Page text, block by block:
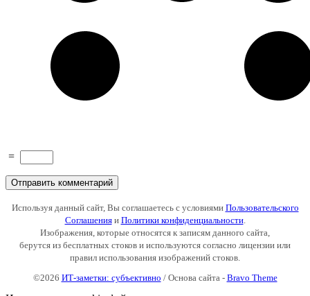
=
Используя данный сайт, Вы соглашаетесь с условиями Пользовательского
Соглашенияи Политики конфиденциальности.
Изображения, которые относятся к записям данного сайта,
берутся из бесплатных стоков и используются согласно лицензии или
правил использования изображений стоков.
©2026 ИТ-заметки: субъективно / Основа сайта - Bravo Theme